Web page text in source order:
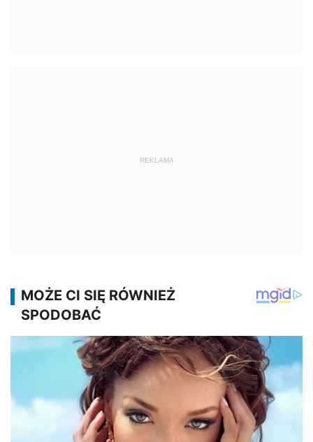
REKLAMA